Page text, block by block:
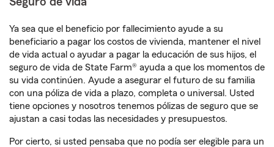
Ya sea que el beneficio por fallecimiento ayude a su
beneficiario a pagar los costos de vivienda, mantener el nivel
de vida actual o ayudar a pagar la educación de sus hijos, el
seguro de vida de State Farm® ayuda a que los momentos de
su vida continúen. Ayude a asegurar el futuro de su familia
con una póliza de vida a plazo, completa o universal. Usted
tiene opciones y nosotros tenemos pólizas de seguro que se
ajustan a casi todas las necesidades y presupuestos.
Por cierto, si usted pensaba que no podía ser elegible para un